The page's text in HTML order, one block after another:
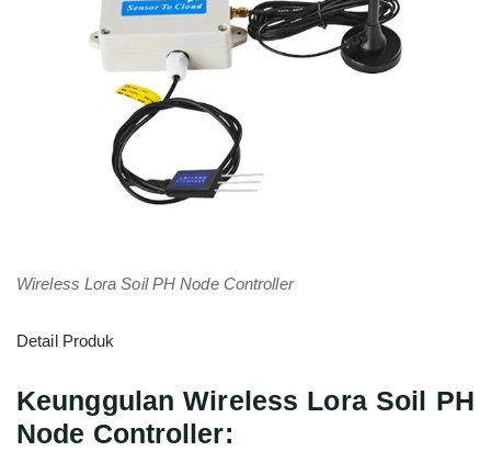
Wireless Lora Soil PH Node Controller
Detail Produk
Keunggulan Wireless Lora Soil PH
Node Controller: